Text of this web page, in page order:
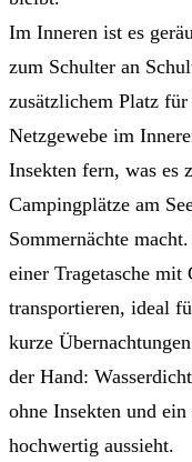
Im Inneren ist es
zum Schulter an
zusätzlichem Platz
Netzgewebe im
Insekten fern, was es
Campingplätze am
Sommernächte
einer Tragetasche
transportieren, ideal
kurze
der Hand:
ohne Insekten und
hochwertig aussieht.